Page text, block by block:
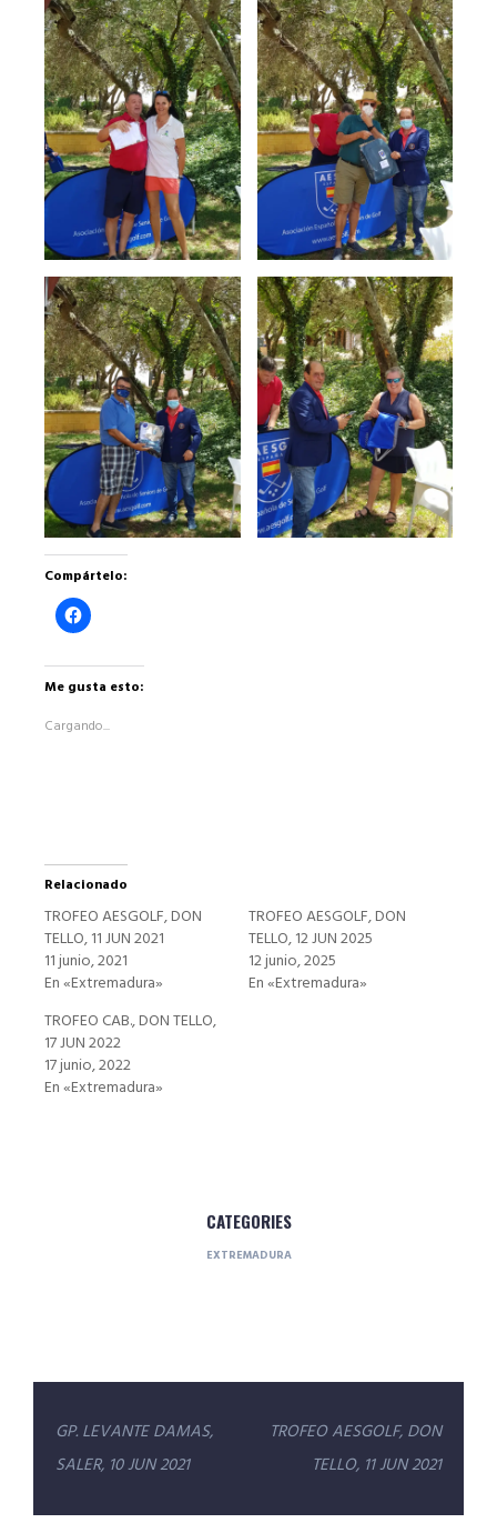
Compártelo:
Haz
clic
en
Facebook
en
Me gusta esto:
Cargando...
Relacionado
TROFEO AESGOLF, DON
TELLO, 11 JUN 2021
11 junio, 2021
En «Extremadura»
TROFEO AESGOLF, DON
TELLO, 12 JUN 2025
12 junio, 2025
En «Extremadura»
TROFEO CAB., DON TELLO,
17 JUN 2022
17 junio, 2022
En «Extremadura»
CATEGORIES
EXTREMADURA
Navegación
de
entradas
GP. LEVANTE DAMAS,
SALER, 10 JUN 2021
TROFEO AESGOLF, DON
TELLO, 11 JUN 2021